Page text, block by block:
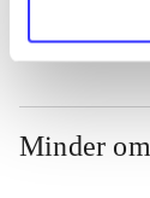
Minder om